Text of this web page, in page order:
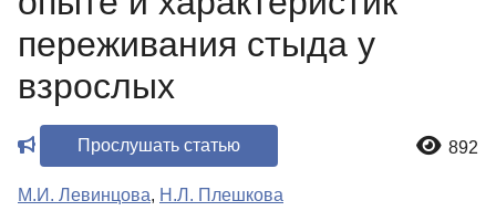
переживания стыда у
взрослых
Прослушать статью 892
М.И. Левинцова, Н.Л. Плешкова